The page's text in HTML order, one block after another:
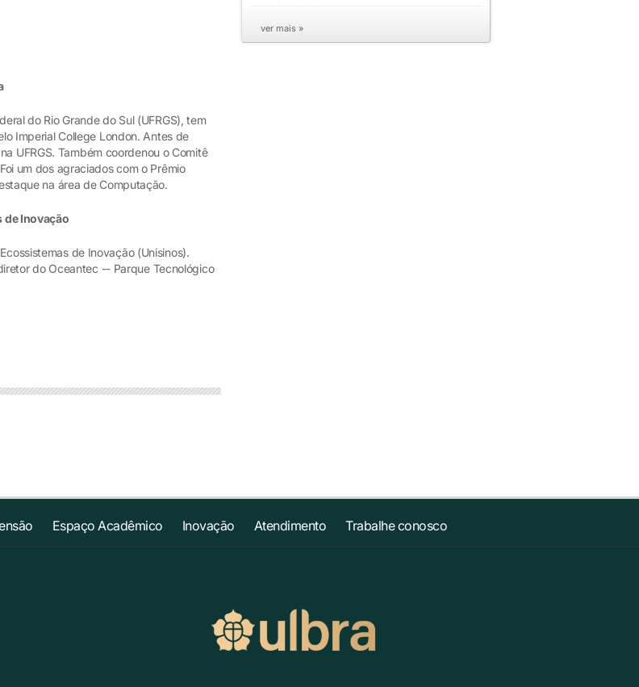
do Rio Grande do Sul (UFRGS), tem
Imperial College London. Antes de
UFRGS. Também coordenou o Comitê
um dos agraciados com o Prêmio
na área de Computação.
de Inovação
de Inovação (Unisinos).
do Oceantec -- Parque Tecnológico
ver mais »
Espaço Acadêmico Inovação Atendimento Trabalhe conosco